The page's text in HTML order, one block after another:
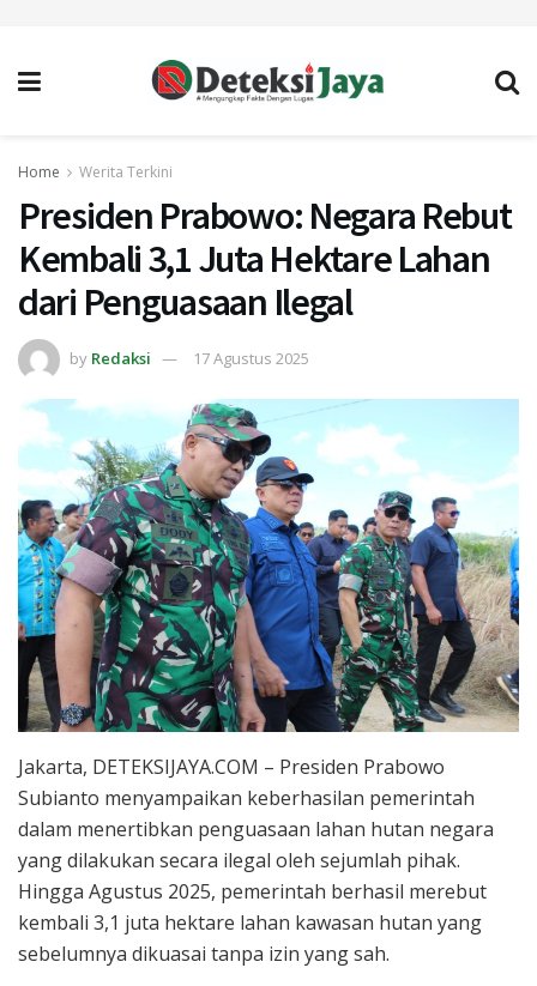
Home Werita Terkini
Presiden Prabowo: Negara Rebut
Kembali 3,1 Juta Hektare Lahan
dari Penguasaan Ilegal
by Redaksi 17 Agustus 2025
Jakarta, DETEKSIJAYA.COM – Presiden Prabowo
Subianto menyampaikan keberhasilan pemerintah
dalam menertibkan penguasaan lahan hutan negara
yang dilakukan secara ilegal oleh sejumlah pihak.
Hingga Agustus 2025, pemerintah berhasil merebut
kembali 3,1 juta hektare lahan kawasan hutan yang
sebelumnya dikuasai tanpa izin yang sah.